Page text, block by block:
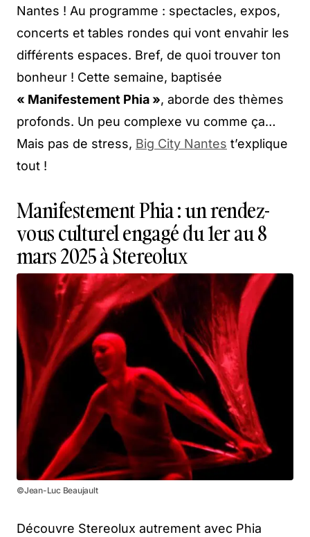
Nantes ! Au programme : spectacles, expos,
concerts et tables rondes qui vont envahir les
différents espaces. Bref, de quoi trouver ton
bonheur ! Cette semaine, baptisée
« Manifestement Phia », aborde des thèmes
profonds. Un peu complexe vu comme ça…
Mais pas de stress, Big City Nantes t’explique
tout !
Manifestement Phia : un rendez-
vous culturel engagé du 1er au 8
mars 2025 à Stereolux
©Jean-Luc Beaujault
Découvre Stereolux autrement avec Phia